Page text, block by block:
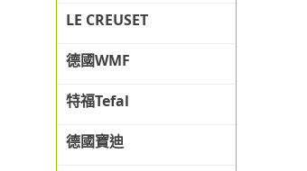
LE CREUSET
德國WMF
特福Tefal
德國寶迪